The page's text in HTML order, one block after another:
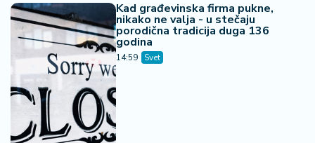
Kad građevinska firma pukne,
nikako ne valja - u stečaju
porodična tradicija duga 136
godina
14:59 Svet